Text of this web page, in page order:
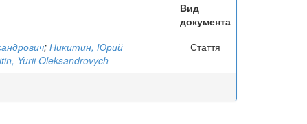
Вид
документа
; Никитин, Юрий
Yurii Oleksandrovych
Стаття